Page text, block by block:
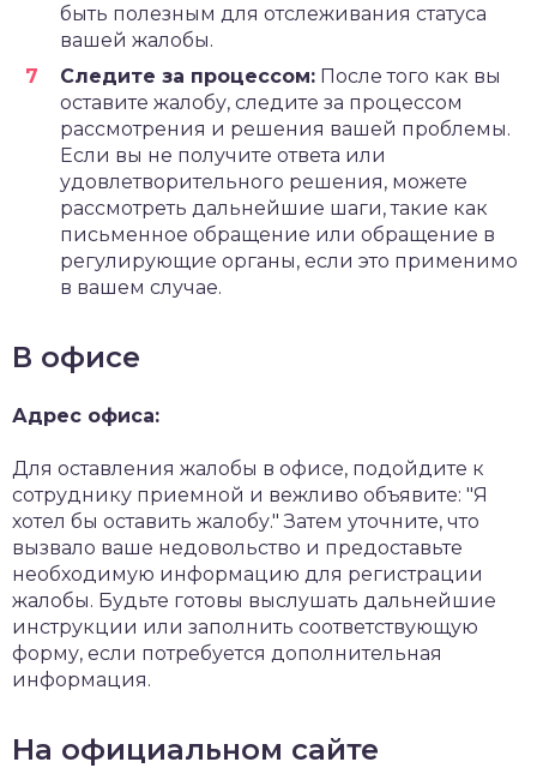
быть полезным для отслеживания статуса
вашей жалобы.
Следите за процессом: После того как вы
оставите жалобу, следите за процессом
рассмотрения и решения вашей проблемы.
Если вы не получите ответа или
удовлетворительного решения, можете
рассмотреть дальнейшие шаги, такие как
письменное обращение или обращение в
регулирующие органы, если это применимо
в вашем случае.
В офисе
Адрес офиса:
Для оставления жалобы в офисе, подойдите к
сотруднику приемной и вежливо объявите: "Я
хотел бы оставить жалобу." Затем уточните, что
вызвало ваше недовольство и предоставьте
необходимую информацию для регистрации
жалобы. Будьте готовы выслушать дальнейшие
инструкции или заполнить соответствующую
форму, если потребуется дополнительная
информация.
На официальном сайте